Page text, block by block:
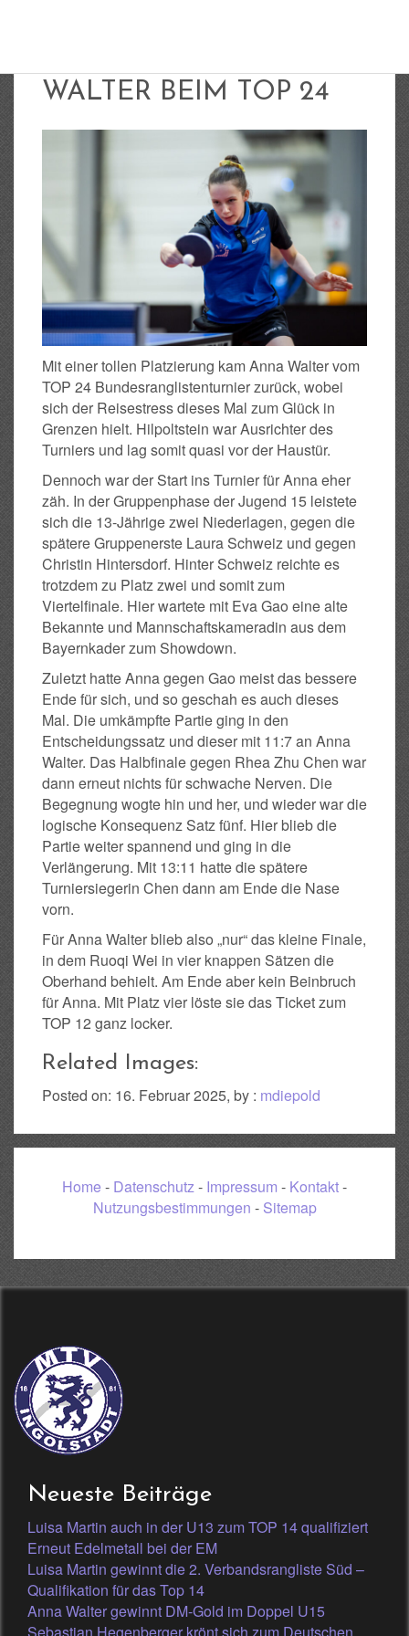
WALTER BEIM TOP 24
Mit einer tollen Platzierung kam Anna Walter vom
TOP 24 Bundesranglistenturnier zurück, wobei
sich der Reisestress dieses Mal zum Glück in
Grenzen hielt. Hilpoltstein war Ausrichter des
Turniers und lag somit quasi vor der Haustür.
Dennoch war der Start ins Turnier für Anna eher
zäh. In der Gruppenphase der Jugend 15 leistete
sich die 13-Jährige zwei Niederlagen, gegen die
spätere Gruppenerste Laura Schweiz und gegen
Christin Hintersdorf. Hinter Schweiz reichte es
trotzdem zu Platz zwei und somit zum
Viertelfinale. Hier wartete mit Eva Gao eine alte
Bekannte und Mannschaftskameradin aus dem
Bayernkader zum Showdown.
Zuletzt hatte Anna gegen Gao meist das bessere
Ende für sich, und so geschah es auch dieses
Mal. Die umkämpfte Partie ging in den
Entscheidungssatz und dieser mit 11:7 an Anna
Walter. Das Halbfinale gegen Rhea Zhu Chen war
dann erneut nichts für schwache Nerven. Die
Begegnung wogte hin und her, und wieder war die
logische Konsequenz Satz fünf. Hier blieb die
Partie weiter spannend und ging in die
Verlängerung. Mit 13:11 hatte die spätere
Turniersiegerin Chen dann am Ende die Nase
vorn.
Für Anna Walter blieb also „nur“ das kleine Finale,
in dem Ruoqi Wei in vier knappen Sätzen die
Oberhand behielt. Am Ende aber kein Beinbruch
für Anna. Mit Platz vier löste sie das Ticket zum
TOP 12 ganz locker.
Related Images:
Posted on: 16. Februar 2025, by : mdiepold
Home - Datenschutz- Impressum - Kontakt-
Nutzungsbestimmungen - Sitemap
Neueste Beiträge
Luisa Martin auch in der U13 zum TOP 14 qualifiziert
Erneut Edelmetall bei der EM
Luisa Martin gewinnt die 2. Verbandsrangliste Süd –
Qualifikation für das Top 14
Anna Walter gewinnt DM-Gold im Doppel U15